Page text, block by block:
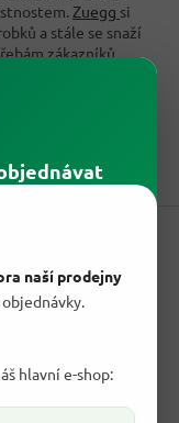
naší prodejny
hlavní e-shop:
Zuegg si
a stále se snaží
zákazníků.